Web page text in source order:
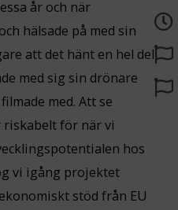
år och när
hälsade på med sin
att det hänt en hel del
med sig sin drönare
med. Att se
riskabelt för när vi
hos
vi igång projektet
stöd från EU